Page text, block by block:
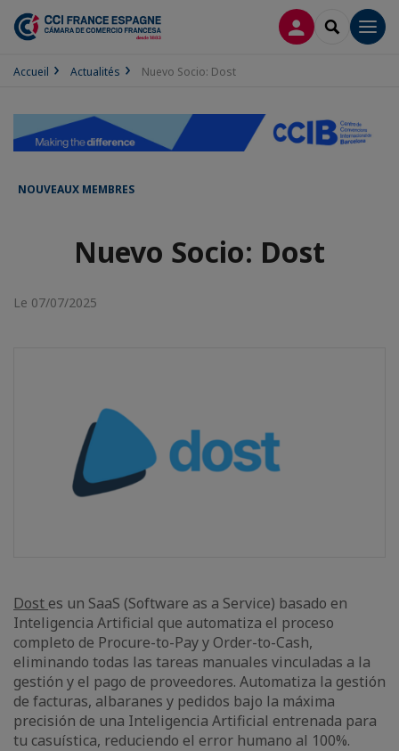
CONNEXION
Accueil Actualités Nuevo Socio: Dost
NOUVEAUX MEMBRES
Nuevo Socio: Dost
Le 07/07/2025
Dost es un SaaS (Software as a Service) basado en
Inteligencia Artificial que automatiza el proceso
completo de Procure-to-Pay y Order-to-Cash,
eliminando todas las tareas manuales vinculadas a la
gestión y el pago de proveedores. Automatiza la gestión
de facturas, albaranes y pedidos bajo la máxima
precisión de una Inteligencia Artificial entrenada para
tu casuística, reduciendo el error humano al 100%.